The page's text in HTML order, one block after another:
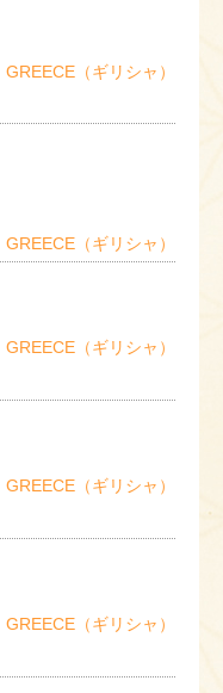
GREECE（ギリシャ）
GREECE（ギリシャ）
GREECE（ギリシャ）
GREECE（ギリシャ）
GREECE（ギリシャ）